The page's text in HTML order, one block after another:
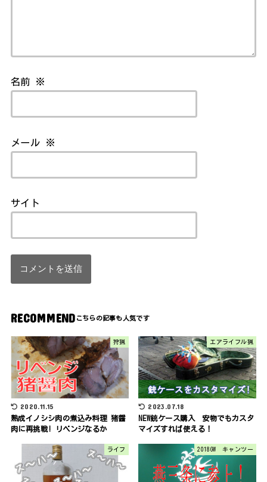
名前 ※
メール ※
サイト
RECOMMEND
狩猟
2020.11.15
熟成イノシシ肉の煮込み料理 猪醤
肉に再挑戦! リベンジなるか
エアライフル猟
2023.07.18
NEW銃ケース購入 安物でもカスタ
マイズすれば使える！
ライフ 2018GW キャンツー